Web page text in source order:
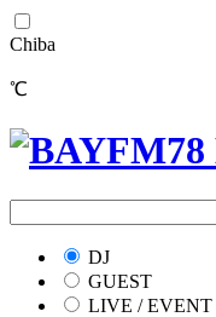
Chiba
℃
DJ
GUEST
LIVE / EVENT